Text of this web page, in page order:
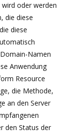
oder werden
die diese
diese
Namen
Anwendung
Resource
die Methode,
an den Server
den Status der